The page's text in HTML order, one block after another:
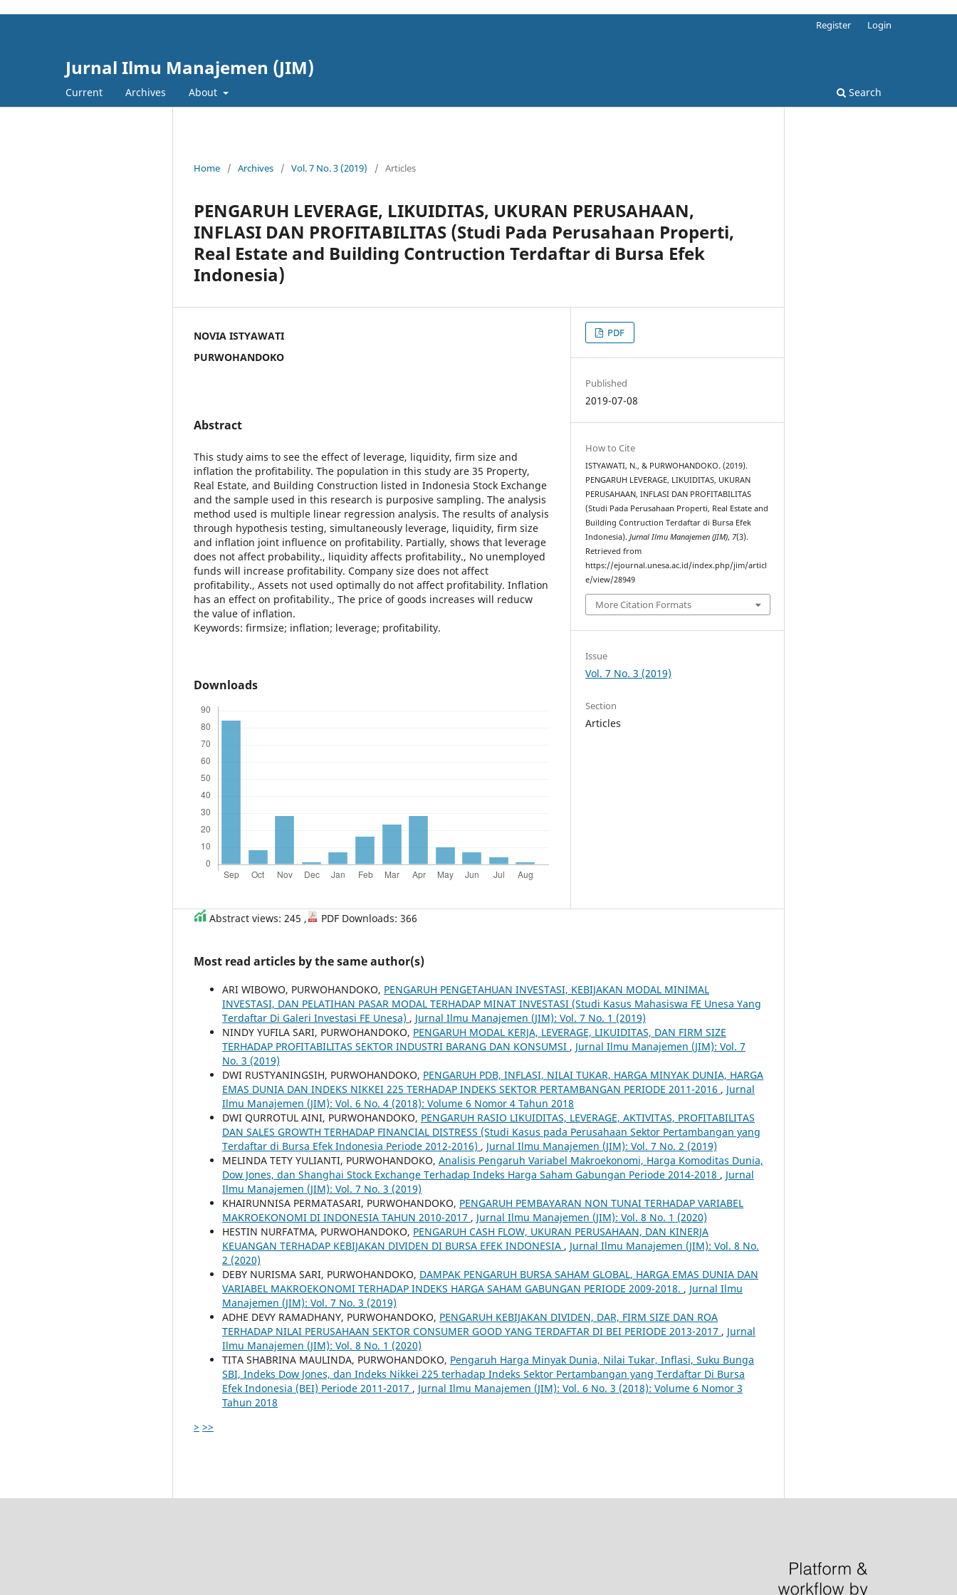
Jurnal Ilmu Manajemen (JIM)
Current Archives About Search
Register Login
Home / Archives / Vol. 7 No. 3 (2019) / Articles
PENGARUH LEVERAGE, LIKUIDITAS, UKURAN PERUSAHAAN,
INFLASI DAN PROFITABILITAS (Studi Pada Perusahaan Properti,
Real Estate and Building Contruction Terdaftar di Bursa Efek
Indonesia)
NOVIA ISTYAWATI
PURWOHANDOKO
Abstract
This study aims to see the effect of leverage, liquidity, firm size and
inflation the profitability. The population in this study are 35 Property,
Real Estate, and Building Construction listed in Indonesia Stock Exchange
and the sample used in this research is purposive sampling. The analysis
method used is multiple linear regression analysis. The results of analysis
through hypothesis testing, simultaneously leverage, liquidity, firm size
and inflation joint influence on profitability. Partially, shows that leverage
does not affect probability., liquidity affects profitability., No unemployed
funds will increase profitability. Company size does not affect
profitability., Assets not used optimally do not affect profitability. Inflation
has an effect on profitability., The price of goods increases will reducw
the value of inflation.
Keywords: firmsize; inflation; leverage; profitability.
Downloads
PDF
Published
2019-07-08
How to Cite
ISTYAWATI, N., & PURWOHANDOKO. (2019).
PENGARUH LEVERAGE, LIKUIDITAS, UKURAN
PERUSAHAAN, INFLASI DAN PROFITABILITAS
(Studi Pada Perusahaan Properti, Real Estate and
Building Contruction Terdaftar di Bursa Efek
Indonesia).Jurnal Ilmu Manajemen (JIM), 7(3).
Retrieved from
https://ejournal.unesa.ac.id/index.php/jim/articl
e/view/28949
More Citation Formats
Issue
Vol. 7 No. 3 (2019)
Section
Articles
Abstract views: 245 , PDF Downloads: 366
Most read articles by the same author(s)
ARI WIBOWO, PURWOHANDOKO, PENGARUH PENGETAHUAN INVESTASI, KEBIJAKAN MODAL MINIMAL
INVESTASI, DAN PELATIHAN PASAR MODAL TERHADAP MINAT INVESTASI (Studi Kasus Mahasiswa FE Unesa Yang
Terdaftar Di Galeri Investasi FE Unesa) , Jurnal Ilmu Manajemen (JIM): Vol. 7 No. 1 (2019)
NINDY YUFILA SARI, PURWOHANDOKO, PENGARUH MODAL KERJA, LEVERAGE, LIKUIDITAS, DAN FIRM SIZE
TERHADAP PROFITABILITAS SEKTOR INDUSTRI BARANG DAN KONSUMSI , Jurnal Ilmu Manajemen (JIM): Vol. 7
No. 3 (2019)
DWI RUSTYANINGSIH, PURWOHANDOKO, PENGARUH PDB, INFLASI, NILAI TUKAR, HARGA MINYAK DUNIA, HARGA
EMAS DUNIA DAN INDEKS NIKKEI 225 TERHADAP INDEKS SEKTOR PERTAMBANGAN PERIODE 2011-2016 , Jurnal
Ilmu Manajemen (JIM): Vol. 6 No. 4 (2018): Volume 6 Nomor 4 Tahun 2018
DWI QURROTUL AINI, PURWOHANDOKO, PENGARUH RASIO LIKUIDITAS, LEVERAGE, AKTIVITAS, PROFITABILITAS
DAN SALES GROWTH TERHADAP FINANCIAL DISTRESS (Studi Kasus pada Perusahaan Sektor Pertambangan yang
Terdaftar di Bursa Efek Indonesia Periode 2012-2016) , Jurnal Ilmu Manajemen (JIM): Vol. 7 No. 2 (2019)
MELINDA TETY YULIANTI, PURWOHANDOKO, Analisis Pengaruh Variabel Makroekonomi, Harga Komoditas Dunia,
Dow Jones, dan Shanghai Stock Exchange Terhadap Indeks Harga Saham Gabungan Periode 2014-2018 , Jurnal
Ilmu Manajemen (JIM): Vol. 7 No. 3 (2019)
KHAIRUNNISA PERMATASARI, PURWOHANDOKO, PENGARUH PEMBAYARAN NON TUNAI TERHADAP VARIABEL
MAKROEKONOMI DI INDONESIA TAHUN 2010-2017 , Jurnal Ilmu Manajemen (JIM): Vol. 8 No. 1 (2020)
HESTIN NURFATMA, PURWOHANDOKO, PENGARUH CASH FLOW, UKURAN PERUSAHAAN, DAN KINERJA
KEUANGAN TERHADAP KEBIJAKAN DIVIDEN DI BURSA EFEK INDONESIA , Jurnal Ilmu Manajemen (JIM): Vol. 8 No.
2 (2020)
DEBY NURISMA SARI, PURWOHANDOKO, DAMPAK PENGARUH BURSA SAHAM GLOBAL, HARGA EMAS DUNIA DAN
VARIABEL MAKROEKONOMI TERHADAP INDEKS HARGA SAHAM GABUNGAN PERIODE 2009-2018. , Jurnal Ilmu
Manajemen (JIM): Vol. 7 No. 3 (2019)
ADHE DEVY RAMADHANY, PURWOHANDOKO, PENGARUH KEBIJAKAN DIVIDEN, DAR, FIRM SIZE DAN ROA
TERHADAP NILAI PERUSAHAAN SEKTOR CONSUMER GOOD YANG TERDAFTAR DI BEI PERIODE 2013-2017 , Jurnal
Ilmu Manajemen (JIM): Vol. 8 No. 1 (2020)
TITA SHABRINA MAULINDA, PURWOHANDOKO, Pengaruh Harga Minyak Dunia, Nilai Tukar, Inflasi, Suku Bunga
SBI, Indeks Dow Jones, dan Indeks Nikkei 225 terhadap Indeks Sektor Pertambangan yang Terdaftar Di Bursa
Efek Indonesia (BEI) Periode 2011-2017 , Jurnal Ilmu Manajemen (JIM): Vol. 6 No. 3 (2018): Volume 6 Nomor 3
Tahun 2018
> >>